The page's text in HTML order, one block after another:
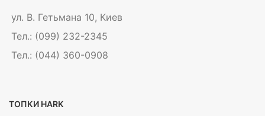
ул. В. Гетьмана 10, Киев
Тел.: (099) 232-2345
Тел.: (044) 360-0908
ТОПКИ HARK